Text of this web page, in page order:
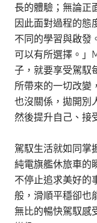
長的體驗；無論正
因此面對過程的態
不同的學習與啟發
可以有所選擇。」
子，就要享受駕馭
所帶來的一切改變
也沒關係，拋開別
然後提升自己、接
駕馭生活就如同掌
純電旗艦休旅車的
不停止追求美好的
般，滑順平穩卻也
無比的暢快駕馭感